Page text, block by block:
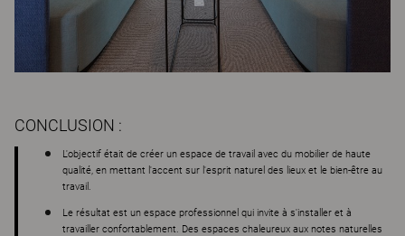
CONCLUSION :
L'objectif était de créer un espace de travail avec du mobilier de haute
qualité, en mettant l'accent sur l'esprit naturel des lieux et le bien-être au
travail.
Le résultat est un espace professionnel qui invite à s'installer et à
travailler confortablement. Des espaces chaleureux aux notes naturelles